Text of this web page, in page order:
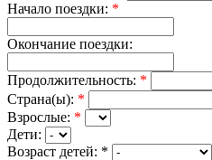
Начало поездки: *
Окончание поездки:
Продолжительность: *
Страна(ы): *
Взрослые: *
Дети:
Возраст детей: *